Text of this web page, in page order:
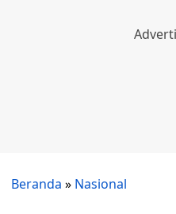
Beranda » Nasional